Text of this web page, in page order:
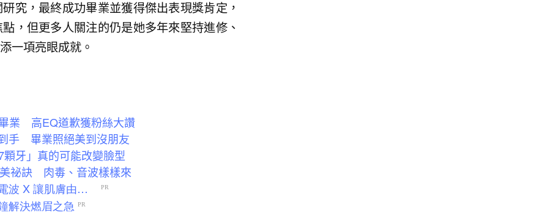
究，最終成功畢業並獲得傑出表現獎肯定，
，但更多人關注的仍是她多年來堅持進修、
一項亮眼成就。
業 高EQ道歉獲粉絲大讚
手 畢業照絕美到沒朋友
牙」真的可能改變臉型
祕訣 肉毒、音波樣樣來